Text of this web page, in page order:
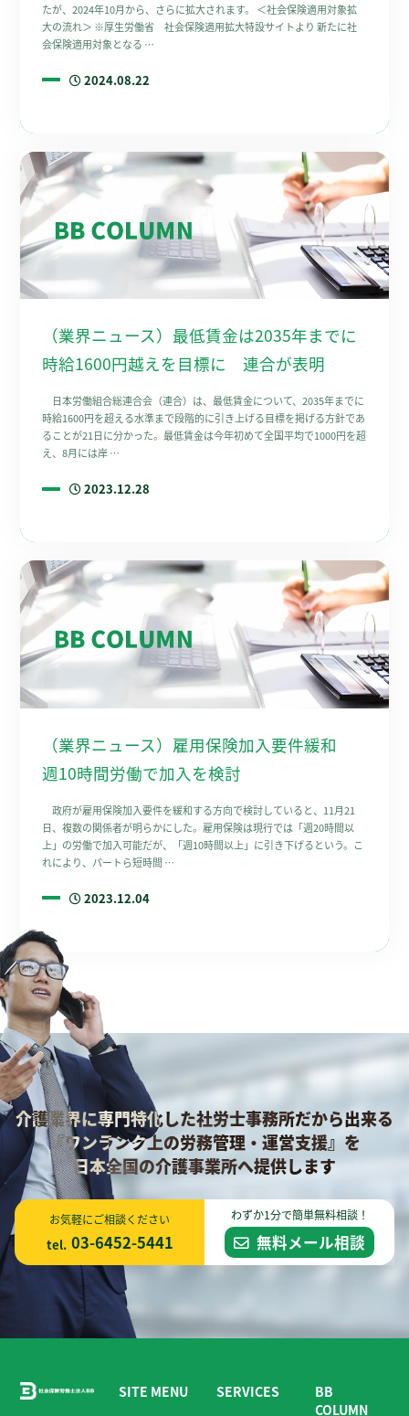
たが、2024年10月から、さらに拡大されます。 ＜社会保険適用対象拡
大の流れ＞ ※厚生労働省 社会保険適用拡大特設サイトより 新たに社
会保険適用対象となる …
2024.08.22
（業界ニュース）最低賃金は2035年までに
時給1600円越えを目標に 連合が表明
日本労働組合総連合会（連合）は、最低賃金について、2035年までに
時給1600円を超える水準まで段階的に引き上げる目標を掲げる方針であ
ることが21日に分かった。最低賃金は今年初めて全国平均で1000円を超
え、8月には岸 …
2023.12.28
（業界ニュース）雇用保険加入要件緩和
週10時間労働で加入を検討
政府が雇用保険加入要件を緩和する方向で検討していると、11月21
日、複数の関係者が明らかにした。雇用保険は現行では「週20時間以
上」の労働で加入可能だが、「週10時間以上」に引き下げるという。こ
れにより、パートら短時間 …
2023.12.04
介護業界に専門特化した社労士事務所だから出来る
『ワンランク上の労務管理・運営支援』を
日本全国の介護事業所へ提供します
お気軽にご相談ください
tel. 03-6452-5441
わずか1分で簡単無料相談！
無料メール相談
SITE MENU SERVICES
BB
COLUMN